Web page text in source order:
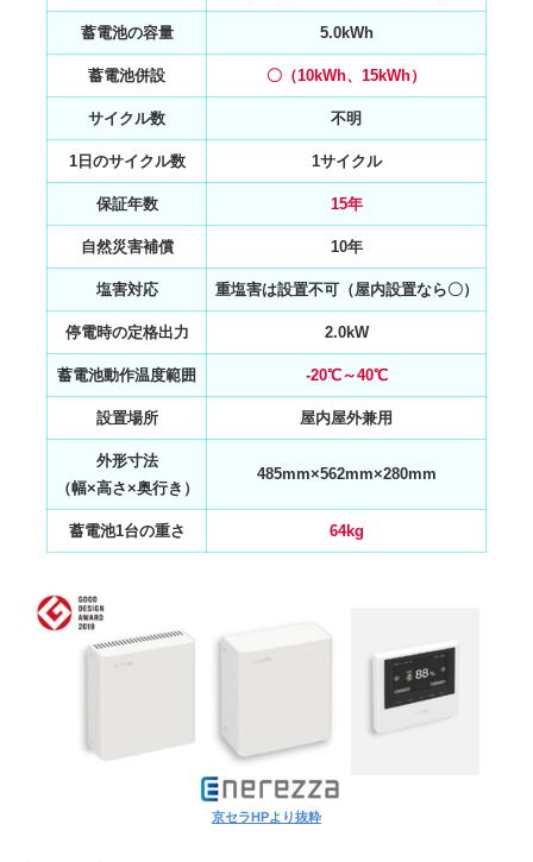
蓄電池の容量 5.0kWh
蓄電池併設 〇（10kWh、15kWh）
サイクル数 不明
1日のサイクル数 1サイクル
保証年数 15年
自然災害補償 10年
塩害対応 重塩害は設置不可（屋内設置なら〇）
停電時の定格出力 2.0kW
蓄電池動作温度範囲 -20℃～40℃
設置場所 屋内屋外兼用
外形寸法
（幅×高さ×奥行き）
485mm×562mm×280mm
蓄電池1台の重さ 64kg
京セラHPより抜粋